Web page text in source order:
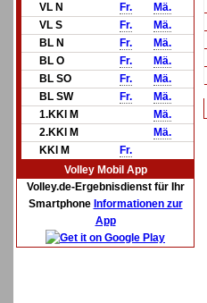
VL N
Fr.
Mä.
VL S
Fr.
Mä.
BL N
Fr.
Mä.
BL O
Fr.
Mä.
BL SO
Fr.
Mä.
BL SW
Fr.
Mä.
1.KKl M
Mä.
2.KKl M
Mä.
KKl M
Fr.
Volley Mobil App
Volley.de-Ergebnisdienst für Ihr
Smartphone Informationen zur
App